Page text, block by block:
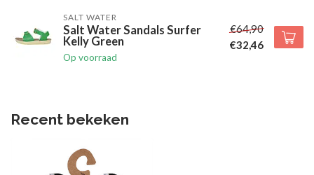
SALT WATER
Salt Water Sandals Surfer
Kelly Green
Op voorraad
€64,90
€32,46
Recent bekeken